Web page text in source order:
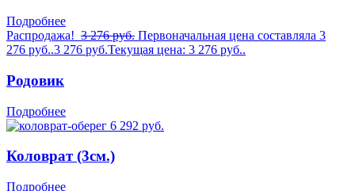
Подробнее
Распродажа! 3 276руб. Первоначальная цена составляла 3
276 руб..3 276 руб.Текущая цена: 3 276 руб..
Родовик
Подробнее
6 292 руб.
Коловрат (3см.)
Подробнее